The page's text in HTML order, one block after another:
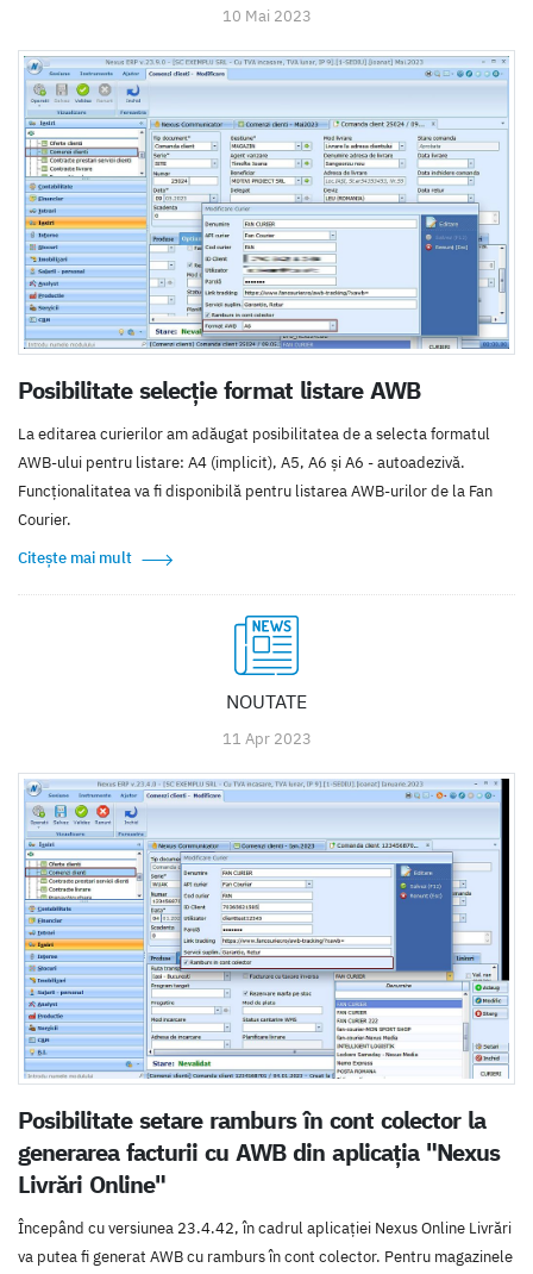
10 Mai 2023
Posibilitate selecție format listare AWB
La editarea curierilor am adăugat posibilitatea de a selecta formatul
AWB-ului pentru listare: A4 (implicit), A5, A6 și A6 - autoadezivă.
Funcționalitatea va fi disponibilă pentru listarea AWB-urilor de la Fan
Courier.
Citește mai mult
NOUTATE
11 Apr 2023
Posibilitate setare ramburs în cont colector la
generarea facturii cu AWB din aplicația "Nexus
Livrări Online"
Începând cu versiunea 23.4.42, în cadrul aplicației Nexus Online Livrări
va putea fi generat AWB cu ramburs în cont colector. Pentru magazinele